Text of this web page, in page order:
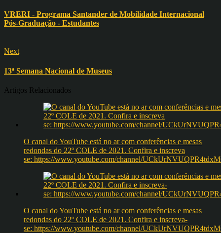
VRERI - Programa Santander de Mobilidade Internacional
Pós-Graduação - Estudantes
Next
13ª Semana Nacional de Museus
Artigos Relacionados
O canal do YouTube está no ar com conferências e mesas
redondas do 22º COLE de 2021. Confira e inscreva
se: https://www.youtube.com/channel/
O canal do YouTube está no ar com conferências e mesas
redondas do 22º COLE de 2021. Confira e inscreva-
se: https://www.youtube.com/channel/